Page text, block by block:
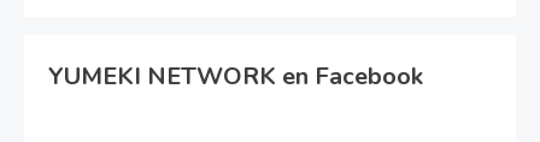
YUMEKI NETWORK en Facebook